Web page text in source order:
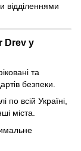
відділеннями
Drev у
та
безпеки.
по всій Україні,
міста.